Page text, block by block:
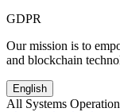
GDPR
Our mission is to
and blockchain
English
All Systems